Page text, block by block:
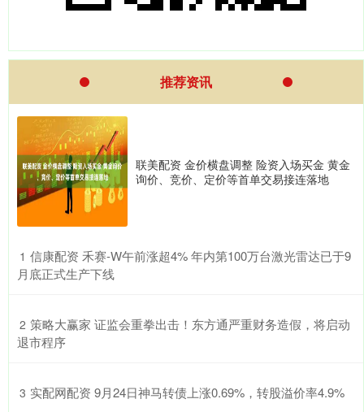
推荐资讯
联美配资 金价横盘调整 险资入场买金 黄金
询价、竞价、定价等首单交易接连落地
1 ​信康配资 禾赛-W午前涨超4% 年内第100万台激光雷达已于9
月底正式生产下线
2 ​策略大赢家 证监会重拳出击！东方通严重财务造假，将启动
退市程序
3 ​实配网配资 9月24日神马转债上涨0.69%，转股溢价率4.9%